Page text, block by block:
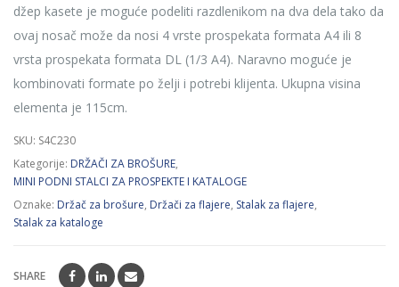
džep kasete je moguće podeliti razdlenikom na dva dela tako da
ovaj nosač može da nosi 4 vrste prospekata formata A4 ili 8
vrsta prospekata formata DL (1/3 A4). Naravno moguće je
kombinovati formate po želji i potrebi klijenta. Ukupna visina
elementa je 115cm.
SKU: S4C230
Kategorije: DRŽAČI ZA BROŠURE,
MINI PODNI STALCI ZA PROSPEKTE I KATALOGE
Oznake: Držač za brošure, Držači za flajere, Stalak za flajere,
Stalak za kataloge
SHARE